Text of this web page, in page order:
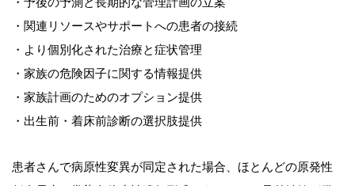
・関連リソースやサポートへの患者の接続
・より個別化された治療と症状管理
・家族の危険因子に関する情報提供
・家族計画のためのオプション提供
・出生前・着床前診断の選択肢提供
患者さんで病原性変異が同定された場合、ほとんどの原発性